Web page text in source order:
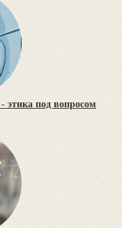
этика под вопросом